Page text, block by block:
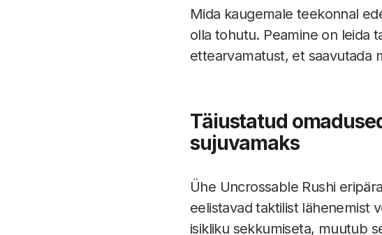
Mida kaugemale teekonnal
olla tohutu. Peamine on leida
ettearvamatust, et saavutada
Täiustatud
sujuvamaks
Ühe Uncrossable Rushi
eelistavad taktilist lähenemist
isikliku sekkumiseta, muutub